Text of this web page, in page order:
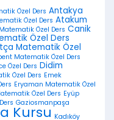
Özel Ders Antakya
Özel Ders Atakum
Özel Ders Canik
Özel Ders
Matematik Özel
Matematik Özel Ders
Özel Ders
Didim
Özel Ders
Emek
Eryaman Matematik Özel
Özel Ders
Eyüp
Gaziosmanpaşa
Kursu
Kadıköy